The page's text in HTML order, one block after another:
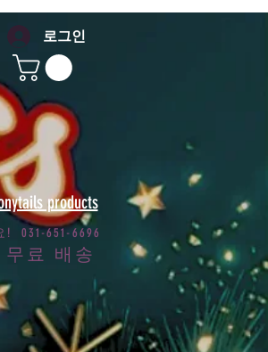
로그인
products
031-651-6696
료 배송